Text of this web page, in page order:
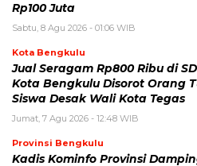
Rp100 Juta
Sabtu, 8 Agu 2026 - 01:06 WIB
Kota Bengkulu
Jual Seragam Rp800 Ribu di
Kota Bengkulu Disorot Orang
Siswa Desak Wali Kota Tegas
Jumat, 7 Agu 2026 - 12:48 WIB
Provinsi Bengkulu
Kadis Kominfo Provinsi